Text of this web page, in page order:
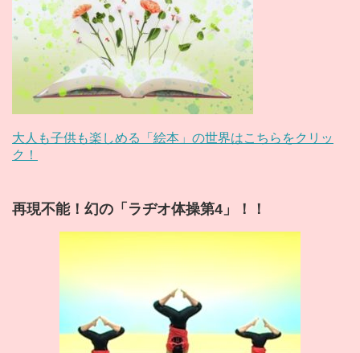
大人も子供も楽しめる「絵本」の世界はこちらをクリッ
ク！
再現不能！幻の「ラヂオ体操第4」！！